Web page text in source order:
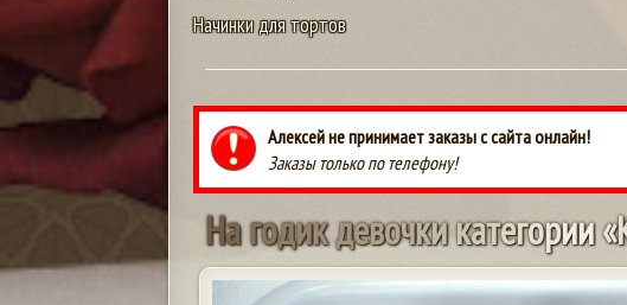
Начинки для тортов
Алексей не принимает заказы с сайта онлайн!
Заказы только по телефону!
Нагодикдевочкикатегории«